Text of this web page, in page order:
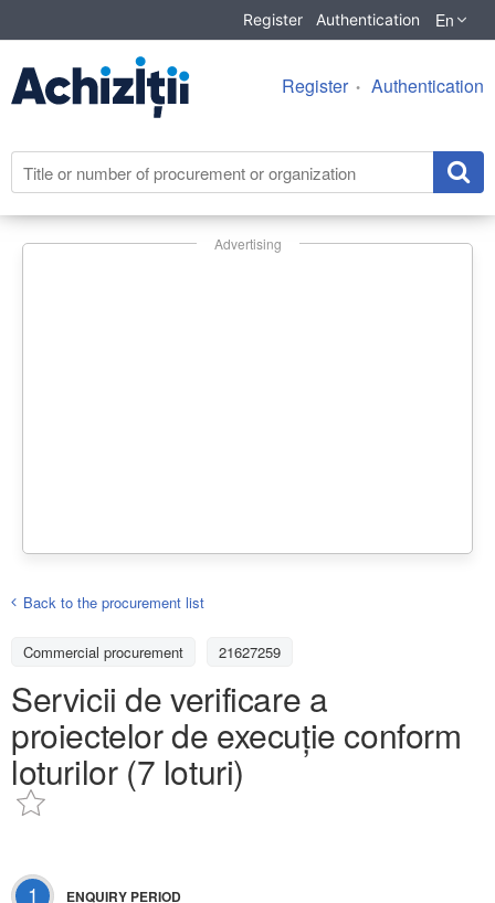
Register Authentication En
Register Authentication
Advertising
Back to the procurement list
Commercial procurement 21627259
Servicii de verificare a
proiectelor de execuție conform
loturilor (7 loturi)
1 ENQUIRY PERIOD